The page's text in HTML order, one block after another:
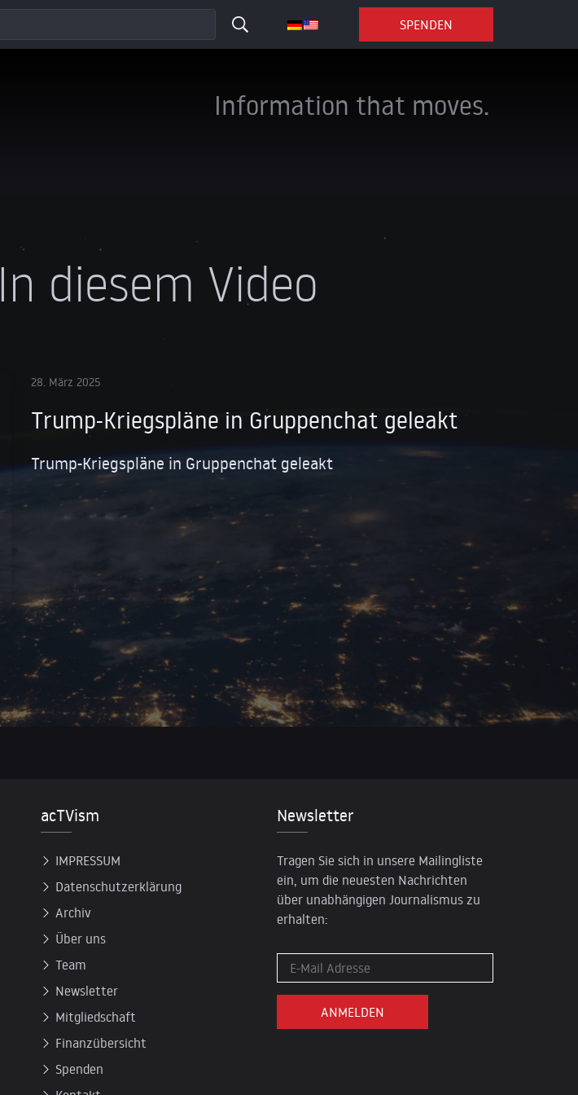
SPENDEN
Information that moves.
In diesem Video
28. März 2025
Trump-Kriegspläne in Gruppenchat geleakt
Trump-Kriegspläne in Gruppenchat geleakt
acTVism
IMPRESSUM
Datenschutzerklärung
Archiv
Über uns
Team
Newsletter
Mitgliedschaft
Finanzübersicht
Spenden
Newsletter
Tragen Sie sich in unsere Mailingliste
ein, um die neuesten Nachrichten
über unabhängigen Journalismus zu
erhalten: